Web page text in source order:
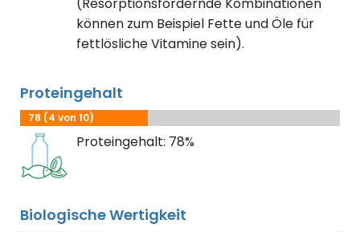
können zum Beispiel Fette und Öle für
fettlösliche Vitamine sein).
Proteingehalt
78 (4 von 10)
Proteingehalt: 78%
Biologische Wertigkeit